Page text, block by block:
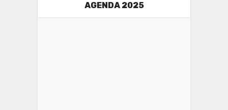
AGENDA 2025